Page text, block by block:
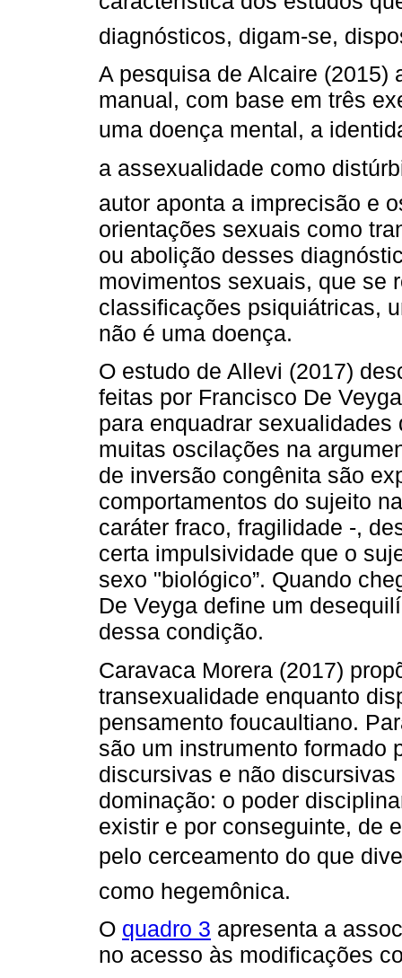
diagnósticos, digam-se,
A pesquisa de Alcaire (2015)
manual, com base em três
uma doença mental, a
a assexualidade como
autor aponta a imprecisão e
orientações sexuais como
ou abolição desses
movimentos sexuais, que se
classificações psiquiátricas,
não é uma doença.
O estudo de Allevi (2017)
feitas por Francisco De
para enquadrar
muitas oscilações na
de inversão congênita são
comportamentos do sujeito
caráter fraco, fragilidade -,
certa impulsividade que o
sexo "biológico”. Quando
De Veyga define um
dessa condição.
Caravaca Morera (2017)
transexualidade enquanto
pensamento foucaultiano.
são um instrumento formado
discursivas e não
dominação: o poder
existir e por conseguinte, de
pelo cerceamento do que
como hegemônica.
O quadro 3 apresenta a
no acesso às modificações